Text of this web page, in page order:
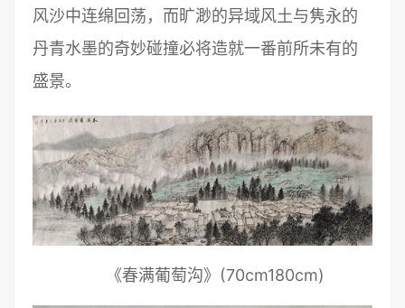
风沙中连绵回荡，而旷渺的异域风土与隽永的
丹青水墨的奇妙碰撞必将造就一番前所未有的
盛景。
《春满葡萄沟》(70cm180cm)